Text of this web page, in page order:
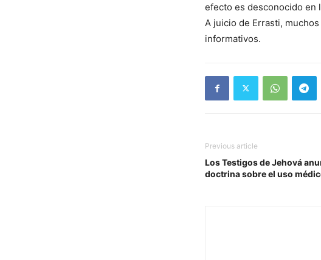
efecto es desconocido en
A juicio de Errasti,
informativos.
Previous article
Los Testigos de Jehová
doctrina sobre el uso